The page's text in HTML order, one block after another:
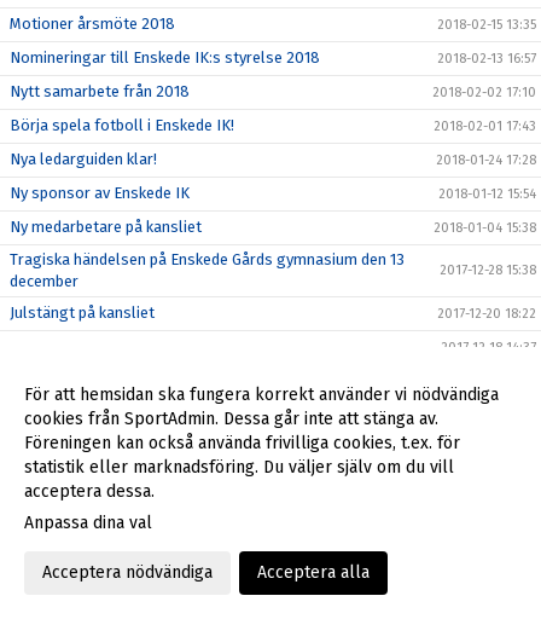
Motioner årsmöte 2018 2018-02-15 13:35
Nomineringar till Enskede IK:s styrelse 2018 2018-02-13 16:57
Nytt samarbete från 2018 2018-02-02 17:10
Börja spela fotboll i Enskede IK! 2018-02-01 17:43
Nya ledarguiden klar! 2018-01-24 17:28
Ny sponsor av Enskede IK 2018-01-12 15:54
Ny medarbetare på kansliet 2018-01-04 15:38
Tragiska händelsen på Enskede Gårds gymnasium den 13
december
2017-12-28 15:38
Julstängt på kansliet 2017-12-20 18:22
2017-12-18 14:37
Enskede IK söker styrelsemedlemmar 2018!
Enskede IK - laget i ditt hjärta 2017-11-17 14:57
Ny stödlinje för idrottsledare
Enskede IK söker styrelsemedlemmar 2018!
Reportage om Enskede IK och Enskedemodellen
Gatt2Play och Höst5an!
För att hemsidan ska fungera korrekt använder vi nödvändiga
cookies från SportAdmin. Dessa går inte att stänga av.
Föreningen kan också använda frivilliga cookies, t.ex. för
statistik eller marknadsföring. Du väljer själv om du vill
acceptera dessa.
Anpassa dina val
Acceptera nödvändiga Acceptera alla